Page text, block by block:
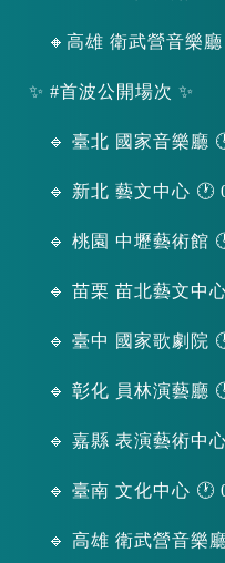
🔸高雄 衛武營音樂廳
✨ #首波公開場次 ✨
🔹 臺北 國家音樂廳
🔹 新北 藝文中心 🕐
🔹 桃園 中壢藝術館
🔹 苗栗 苗北藝文中
🔹 臺中 國家歌劇院
🔹 彰化 員林演藝廳
🔹 嘉縣 表演藝術中
🔹 臺南 文化中心 🕐
🔹 高雄 衛武營音樂